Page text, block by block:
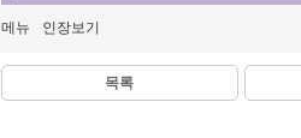
메뉴 인장보기
목록